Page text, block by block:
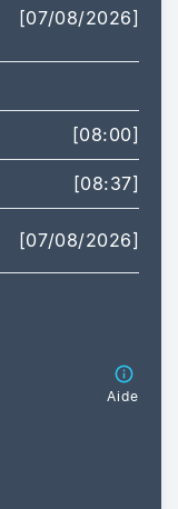
[07/08/2026]
[08:00]
[08:37]
[07/08/2026]
Aide